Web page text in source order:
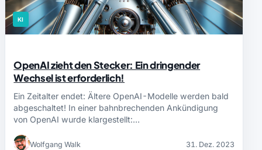
KI
OpenAI zieht den Stecker: Ein dringender
Wechsel ist erforderlich!
Ein Zeitalter endet: Ältere OpenAI-Modelle werden bald
abgeschaltet! In einer bahnbrechenden Ankündigung
von OpenAI wurde klargestellt:…
Wolfgang Walk 31. Dez. 2023